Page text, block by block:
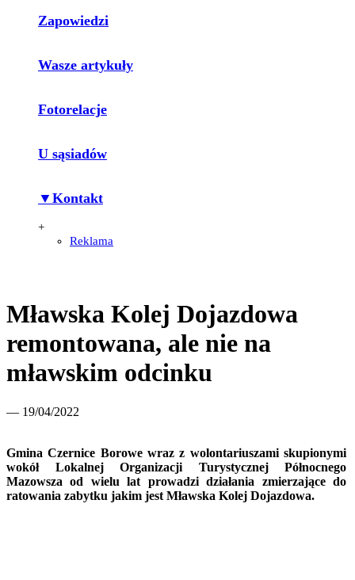
Zapowiedzi
Wasze artykuły
Fotorelacje
U sąsiadów
▼Kontakt
+
Reklama
Mławska Kolej Dojazdowa
remontowana, ale nie na
mławskim odcinku
— 19/04/2022
Gmina Czernice Borowe wraz z wolontariuszami skupionymi
wokół Lokalnej Organizacji Turystycznej Północnego
Mazowsza od wielu lat prowadzi działania zmierzające do
ratowania zabytku jakim jest Mławska Kolej Dojazdowa.